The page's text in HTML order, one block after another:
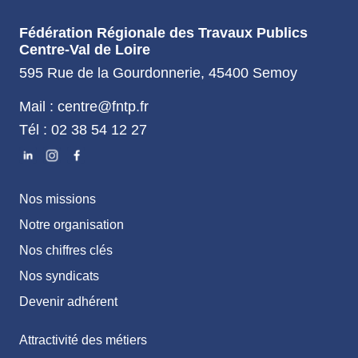
Fédération Régionale des Travaux Publics
Centre-Val de Loire
595 Rue de la Gourdonnerie, 45400 Semoy
Mail : centre@fntp.fr
Tél : 02 38 54 12 27
Nos missions
Notre organisation
Nos chiffres clés
Nos syndicats
Devenir adhérent
Attractivité des métiers